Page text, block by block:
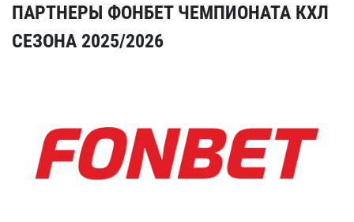
ПАРТНЕРЫ ФОНБЕТ ЧЕМПИОНАТА КХЛ
СЕЗОНА 2025/2026